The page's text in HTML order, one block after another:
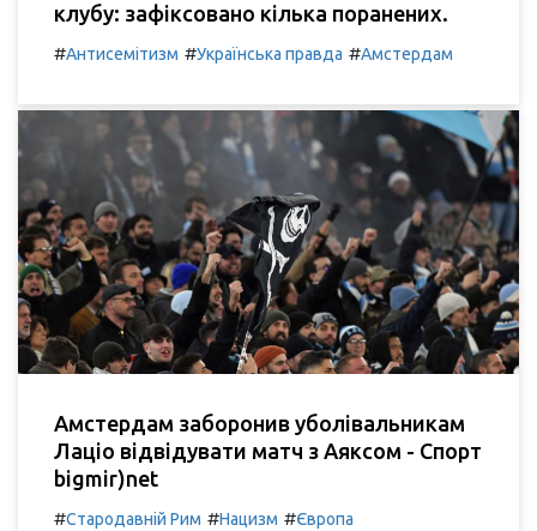
клубу: зафіксовано кілька поранених.
#Антисемітизм #Українська правда #Амстердам
Амстердам заборонив уболівальникам
Лаціо відвідувати матч з Аяксом - Спорт
bigmir)net
#Стародавній Рим #Нацизм #Європа